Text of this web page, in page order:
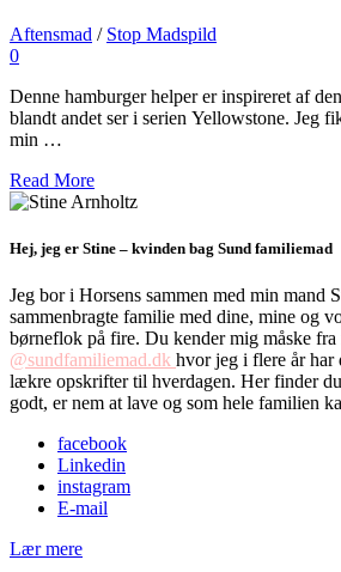
Aftensmad / Stop Madspild
0
Denne hamburger helper er inspireret af
blandt andet ser i serien Yellowstone. Jeg
min …
Read More
Hej, jeg er Stine – kvinden bag Sund familiemad
Jeg bor i Horsens sammen med min mand
sammenbragte familie med dine, mine og
børneflok på fire. Du kender mig måske fra
@sundfamiliemad.dk hvor jeg i flere år har
lækre opskrifter til hverdagen. Her finder
godt, er nem at lave og som hele familien
facebook
Linkedin
instagram
E-mail
Lær mere